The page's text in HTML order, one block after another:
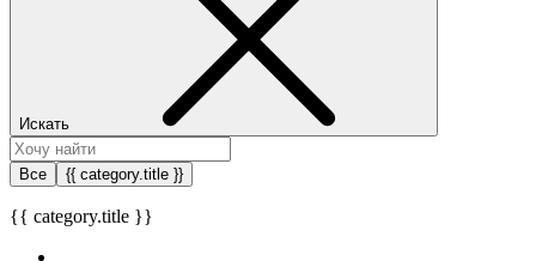
Искать
Все {{ category.title }}
{{ category.title }}